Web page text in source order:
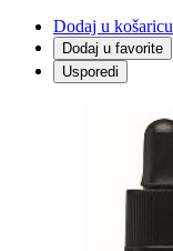
Dodaj u košaricu
Dodaj u favorite
Usporedi